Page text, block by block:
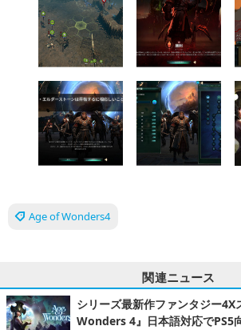
Age of Wonders4
関連ニュース
シリーズ最新作ファンタジー
Wonders 4』日本語対応でPS5